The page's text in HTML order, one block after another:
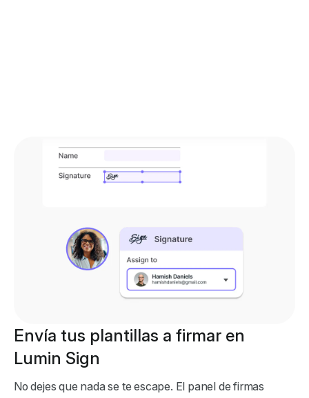
Envía tus plantillas a firmar en
Lumin Sign
No dejes que nada se te escape. El panel de firmas